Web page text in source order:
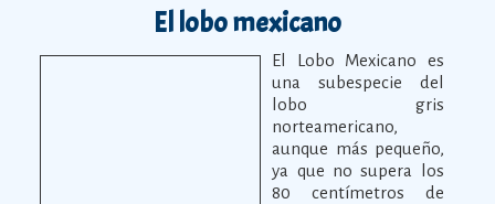
El lobo mexicano
El Lobo Mexicano es
una subespecie del
lobo gris
norteamericano,
aunque más pequeño,
ya que no supera los
80 centímetros de